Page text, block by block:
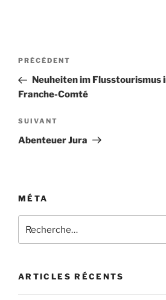
Navigation
l’article
Article
précédent
PRÉCÉDENT
Neuheiten im Flusstourismus
Franche-Comté
Article
suivant
SUIVANT
Abenteuer Jura
MÉTA
pour
ARTICLES RÉCENTS